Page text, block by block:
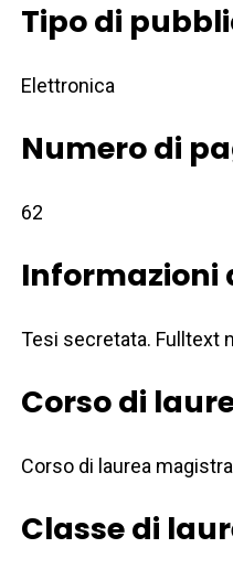
Tipo di
Elettronica
Numero di
62
Informazioni
Tesi secretata. Fulltext
Corso di
Corso di laurea
Classe di